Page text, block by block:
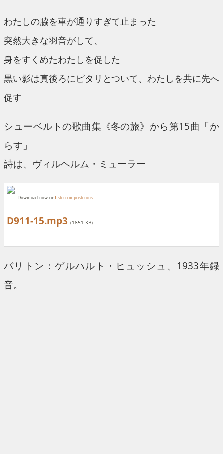
わたしの脇を車が通りすぎて止まった
突然大きな羽音がして、
身をすくめたわたしを促した
黒い影は真後ろにピタリとついて、わたしを共に先へ
促す
シューベルトの歌曲集《冬の旅》から第15曲「か
らす」
詩は、ヴィルヘルム・ミューラー
Download now orlisten on posterous
D911-15.mp3 (1851 KB)
バリトン：ゲルハルト・ヒュッシュ、1933年録
音。